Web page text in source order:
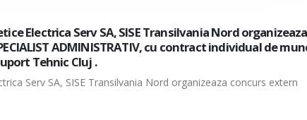
Electrica Serv SA, organizeaza concurs intern/extern
mentenanta, cu contract individual de munca pe
Sud-Oltenia– Centrul 110 kV.
Serv SA, organizeaza concurs intern/extern pentru ocuparea a